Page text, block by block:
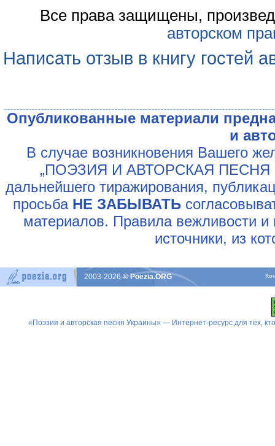
Все права защищены,
авторском
Написать отзыв в книгу гостей
Опубликованные материали
и
В случае возникновения Вашего
„ПОЭЗИЯ И АВТОРСКАЯ ПЕСНЯ
дальнейшего тиражирования,
просьба НЕ ЗАБЫВАТЬ
материалов. Правила вежливости и
источники, из
2003-2026© Poezia.ORG
«Поэзия и авторская песня Украины» — Интернет-ресурс для тех,